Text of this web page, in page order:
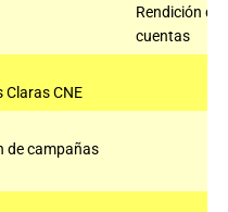
Rendición de
cuentas
CNE
de campañas